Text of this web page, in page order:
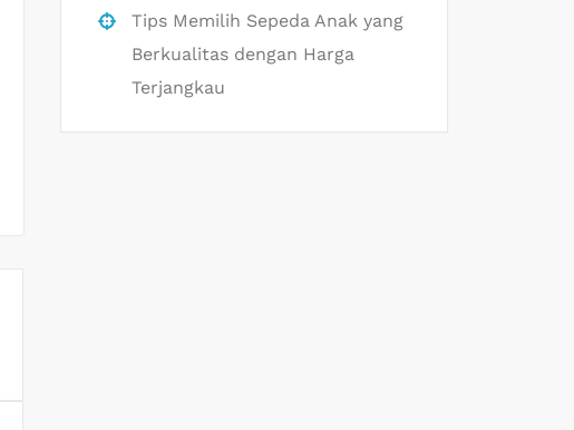
Tips Memilih Sepeda Anak yang
Berkualitas dengan Harga
Terjangkau